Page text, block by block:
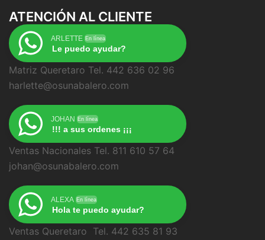
ATENCIÓN AL CLIENTE
ARLETTE En línea
Le puedo ayudar?
Matriz Queretaro Tel. 442 636 02 96
harlette@osunabalero.com
JOHAN En línea
!!! a sus ordenes ¡¡¡
Ventas Nacionales Tel. 811 610 57 64
johan@osunabalero.com
ALEXA En línea
Hola te puedo ayudar?
Ventas Queretaro Tel. 442 635 81 93